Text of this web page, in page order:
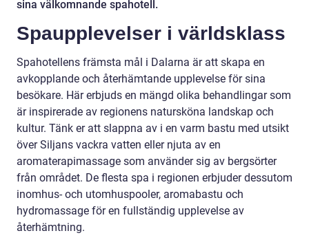
sina välkomnande spahotell.
Spaupplevelser i världsklass
Spahotellens främsta mål i Dalarna är att skapa en
avkopplande och återhämtande upplevelse för sina
besökare. Här erbjuds en mängd olika behandlingar som
är inspirerade av regionens natursköna landskap och
kultur. Tänk er att slappna av i en varm bastu med utsikt
över Siljans vackra vatten eller njuta av en
aromaterapimassage som använder sig av bergsörter
från området. De flesta spa i regionen erbjuder dessutom
inomhus- och utomhuspooler, aromabastu och
hydromassage för en fullständig upplevelse av
återhämtning.